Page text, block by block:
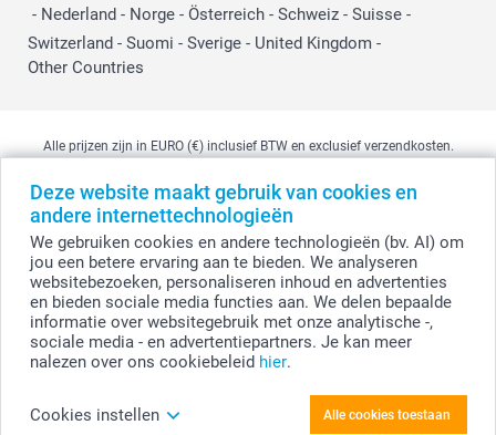
Deze website maakt gebruik van cookies en
andere internettechnologieën
We gebruiken cookies en andere technologieën (bv. AI) om
jou een betere ervaring aan te bieden. We analyseren
websitebezoeken, personaliseren inhoud en advertenties
en bieden sociale media functies aan. We delen bepaalde
informatie over websitegebruik met onze analytische -,
sociale media - en advertentiepartners. Je kan meer
nalezen over ons cookiebeleid hier.
Cookies instellen Alle cookies toestaan
Creëer je Prints in a box Terracotta Planten
- Nederland - Norge - Österreich - Schweiz - Suisse -
Switzerland - Suomi - Sverige - United Kingdom -
Other Countries
© smartphoto group. Alle rechten voorbehouden
smartphoto group NV.
Kwatrechtsteenweg 160, 9230 Wetteren, België
BTW-nummer BE 0405.706.755
Ondernemingsnummer 0405.706.755.
Bankgegevens: IBAN BE71 2850 2711 5569 - BIC: GEBABEBB
Alle prijzen zijn in EURO (€) inclusief BTW en exclusief verzendkosten.